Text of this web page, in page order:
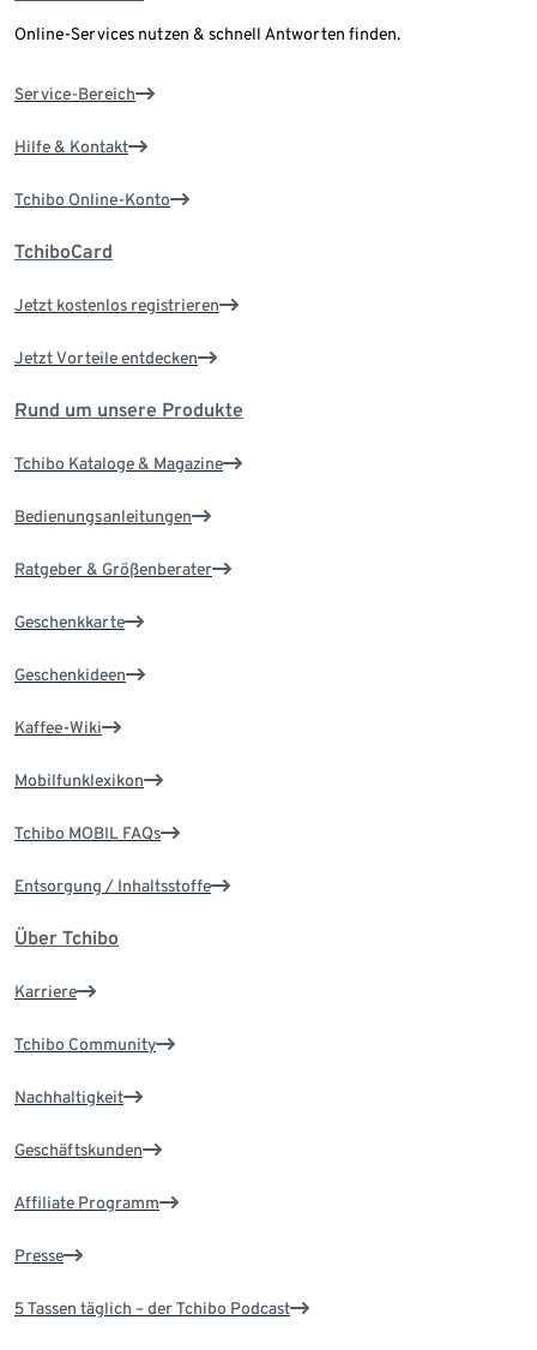
Online-Services nutzen & schnell Antworten finden.
Service-Bereich
Hilfe & Kontakt
Tchibo Online-Konto
TchiboCard
Jetzt kostenlos registrieren
Jetzt Vorteile entdecken
Rund um unsere Produkte
Tchibo Kataloge & Magazine
Bedienungsanleitungen
Ratgeber & Größenberater
Geschenkkarte
Geschenkideen
Kaffee-Wiki
Mobilfunklexikon
Tchibo MOBIL FAQs
Entsorgung / Inhaltsstoffe
Über Tchibo
Karriere
Tchibo Community
Nachhaltigkeit
Geschäftskunden
Affiliate Programm
Presse
5 Tassen täglich – der Tchibo Podcast